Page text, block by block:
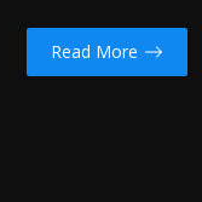
Read More